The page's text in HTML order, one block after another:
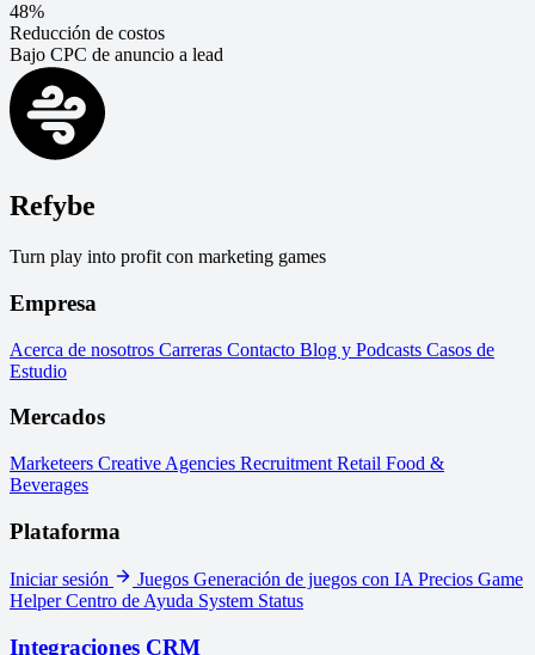
48%
Reducción de costos
Bajo CPC de anuncio a lead
Refybe
Turn play into profit con marketing games
Empresa
Acerca de nosotros Carreras Contacto Blog y Podcasts Casos de
Estudio
Mercados
Marketeers Creative Agencies Recruitment Retail Food &
Beverages
Plataforma
Iniciar sesión Juegos Generación de juegos con IAPrecios Game
HelperCentro de Ayuda System Status
Integraciones CRM